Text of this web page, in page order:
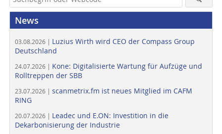
News
03.08.2026 | Luzius Wirth wird CEO der Compass Group
Deutschland
24.07.2026 | Kone: Digitalisierte Wartung für Aufzüge und
Rolltreppen der SBB
23.07.2026 | scanmetrix.fm ist neues Mitglied im CAFM
RING
20.07.2026 | Leadec und E.ON: Investition in die
Dekarbonisierung der Industrie